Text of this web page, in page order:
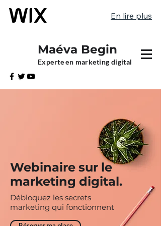
En lire plus